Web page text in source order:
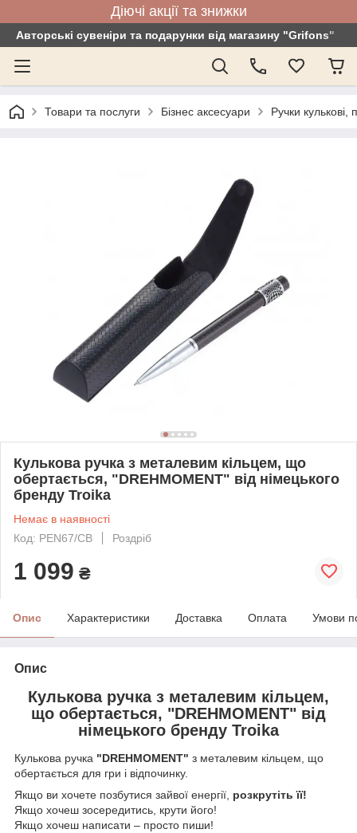
Діючі акції та знижки
Авторські сувеніри та подарунки від магазину "Grifons"
Товари та послуги Бізнес аксесуари Ручки кулькові,
Кулькова ручка з металевим кільцем, що
обертається, "DREHMOMENT" від німецького
бренду Troika
Немає в наявності
Код: PEN67/CB
Роздріб
1 099 ₴
Опис Характеристики Доставка Оплата Умови
Опис
Кулькова ручка з металевим кільцем,
що обертається, "DREHMOMENT" від
німецького бренду Troika
Кулькова ручка "DREHMOMENT" з металевим кільцем, що
обертається для гри і відпочинку.
Якщо ви хочете позбутися зайвої енергії, розкрутіть її!
Якщо хочеш зосередитись, крути його!
Якщо хочеш написати – просто пиши!